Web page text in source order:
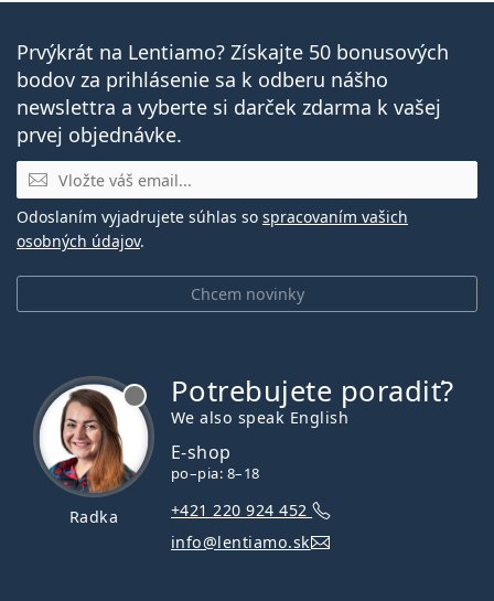
Prvýkrát na Lentiamo? Získajte 50 bonusových
bodov za prihlásenie sa k odberu nášho
newslettra a vyberte si darček zdarma k vašej
prvej objednávke.
E-mail
Chcem novinky
Odoslaním vyjadrujete súhlas so spracovaním vašich
osobných údajov.
Radka
Potrebujete poradiť?
We also speak English
E-shop
po–pia: 8–18
+421 220 924 452
info@lentiamo.sk